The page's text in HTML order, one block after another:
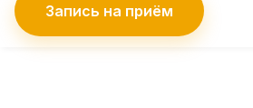
Запись на приём